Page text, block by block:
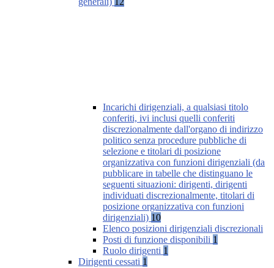
Incarichi dirigenziali, a qualsiasi titolo
conferiti, ivi inclusi quelli conferiti
discrezionalmente dall'organo di indirizzo
politico senza procedure pubbliche di
selezione e titolari di posizione
organizzativa con funzioni dirigenziali (da
pubblicare in tabelle che distinguano le
seguenti situazioni: dirigenti, dirigenti
individuati discrezionalmente, titolari di
posizione organizzativa con funzioni
dirigenziali) 10
Elenco posizioni dirigenziali discrezionali
Posti di funzione disponibili 1
Ruolo dirigenti 1
Dirigenti cessati 1